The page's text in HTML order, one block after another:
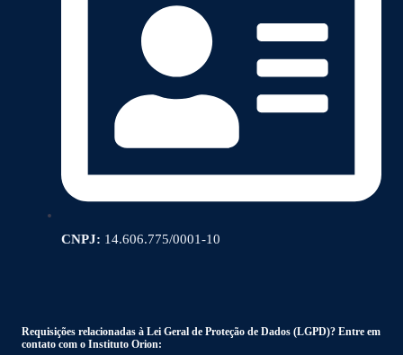
CNPJ: 14.606.775/0001-10
Requisições relacionadas à Lei Geral de Proteção de Dados (LGPD)? Entre em
contato com o Instituto Orion: